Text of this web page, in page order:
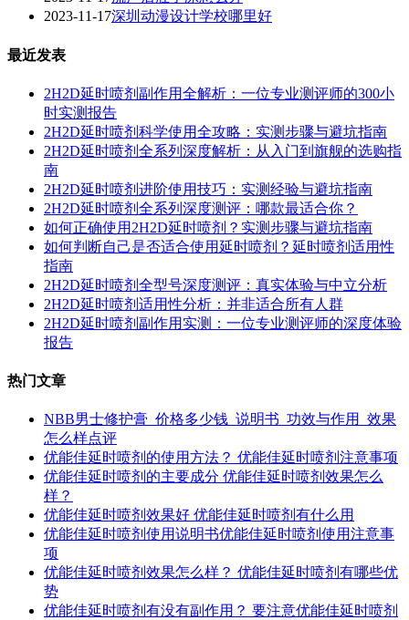
2023-11-17深圳动漫设计学校哪里好
最近发表
2H2D延时喷剂副作用全解析：一位专业测评师的300小
时实测报告
2H2D延时喷剂科学使用全攻略：实测步骤与避坑指南
2H2D延时喷剂全系列深度解析：从入门到旗舰的选购指
南
2H2D延时喷剂进阶使用技巧：实测经验与避坑指南
2H2D延时喷剂全系列深度测评：哪款最适合你？
如何正确使用2H2D延时喷剂？实测步骤与避坑指南
如何判断自己是否适合使用延时喷剂？延时喷剂适用性
指南
2H2D延时喷剂全型号深度测评：真实体验与中立分析
2H2D延时喷剂适用性分析：并非适合所有人群
2H2D延时喷剂副作用实测：一位专业测评师的深度体验
报告
热门文章
NBB男士修护膏_价格多少钱_说明书_功效与作用_效果
怎么样点评
优能佳延时喷剂的使用方法？ 优能佳延时喷剂注意事项
优能佳延时喷剂的主要成分 优能佳延时喷剂效果怎么
样？
优能佳延时喷剂效果好 优能佳延时喷剂有什么用
优能佳延时喷剂使用说明书优能佳延时喷剂使用注意事
项
优能佳延时喷剂效果怎么样？ 优能佳延时喷剂有哪些优
势
优能佳延时喷剂有没有副作用？ 要注意优能佳延时喷剂